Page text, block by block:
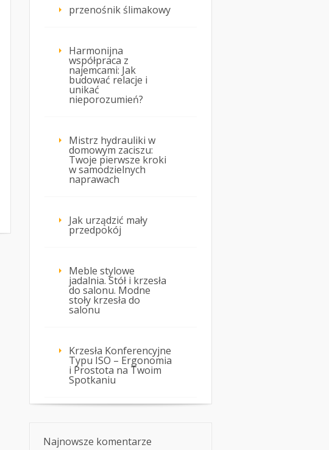
przenośnik ślimakowy
Harmonijna
współpraca z
najemcami: Jak
budować relacje i
unikać
nieporozumień?
Mistrz hydrauliki w
domowym zaciszu:
Twoje pierwsze kroki
w samodzielnych
naprawach
Jak urządzić mały
przedpokój
Meble stylowe
jadalnia. Stół i krzesła
do salonu. Modne
stoły krzesła do
salonu
Krzesła Konferencyjne
Typu ISO – Ergonomia
i Prostota na Twoim
Spotkaniu
Najnowsze komentarze